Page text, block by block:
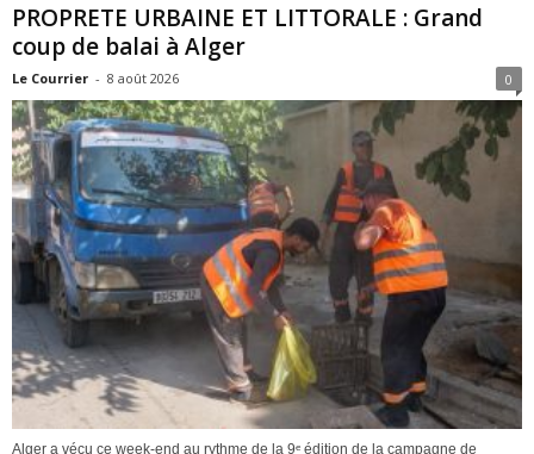
PROPRETE URBAINE ET LITTORALE : Grand
coup de balai à Alger
Le Courrier - 8 août 2026 0
Alger a vécu ce week-end au rythme de la 9ᵉ édition de la campagne de